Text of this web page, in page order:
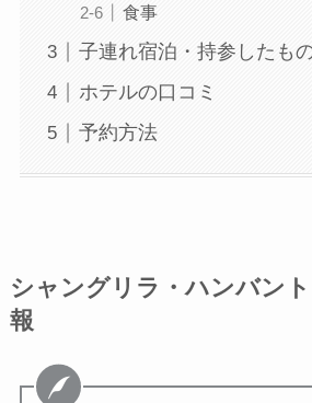
食事
子連れ宿泊・持参したも
ホテルの口コミ
予約方法
シャングリラ・ハンバン
報